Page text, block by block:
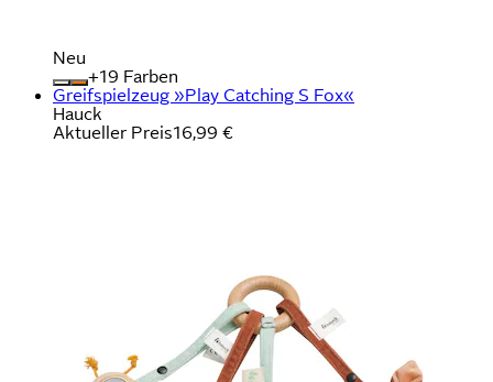
Neu
+
Farben
Greifspielzeug »Play Catching S Fox«
Hauck
Aktueller Preis16,99 €